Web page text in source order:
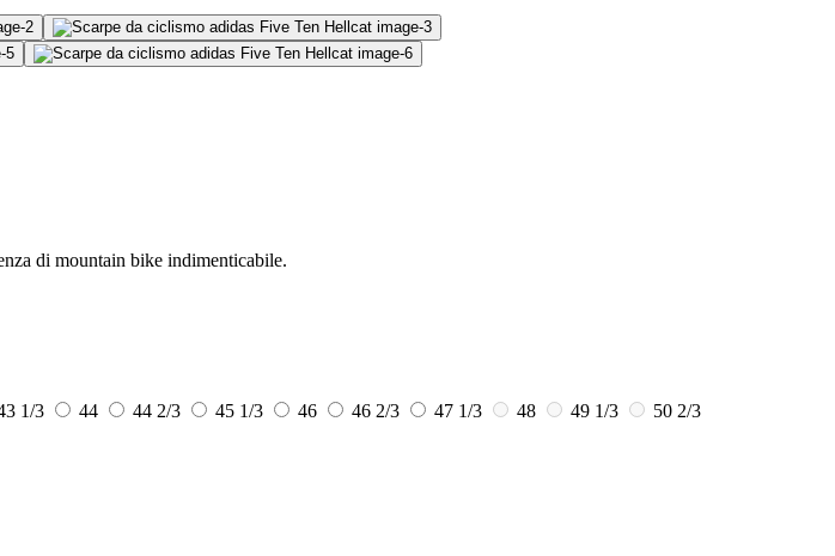
di mountain bike indimenticabile.
1/3 44 44 2/3 45 1/3 46 46 2/3 47 1/3 48 49 1/3
50 2/3